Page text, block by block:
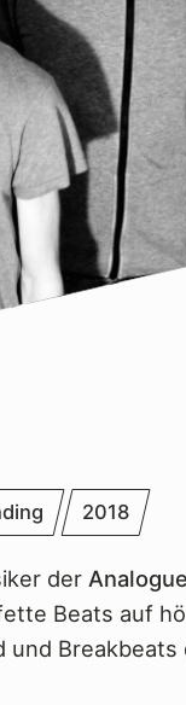
2018
der
Beats auf
und